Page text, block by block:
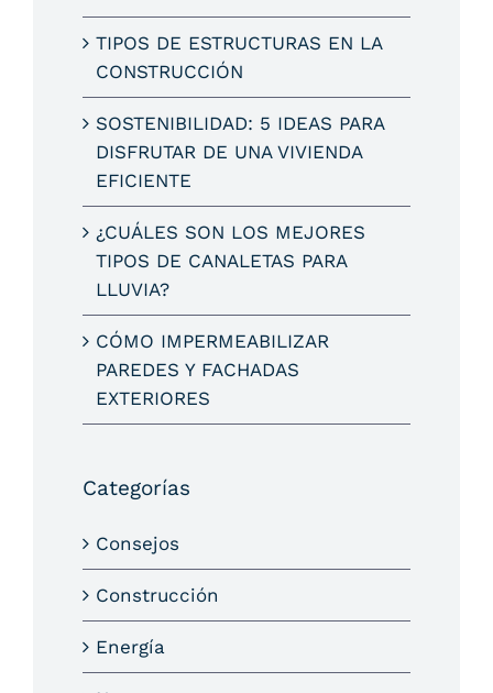
TIPOS DE ESTRUCTURAS EN LA
CONSTRUCCIÓN
SOSTENIBILIDAD: 5 IDEAS PARA
DISFRUTAR DE UNA VIVIENDA
EFICIENTE
¿CUÁLES SON LOS MEJORES
TIPOS DE CANALETAS PARA
LLUVIA?
CÓMO IMPERMEABILIZAR
PAREDES Y FACHADAS
EXTERIORES
Categorías
Consejos
Construcción
Energía